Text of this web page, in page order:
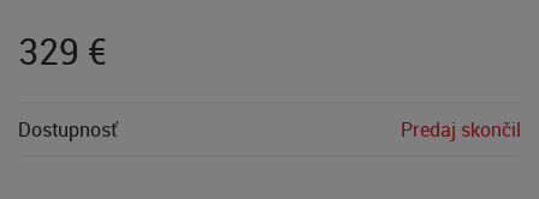
329 €
Dostupnosť Predaj skončil